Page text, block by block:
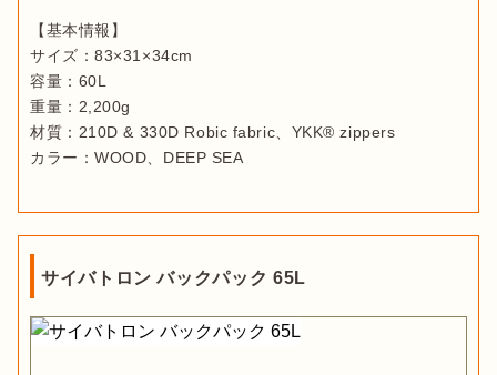
【基本情報】
サイズ：83×31×34cm
容量：60L
重量：2,200g
材質：210D & 330D Robic fabric、YKK® zippers
カラー：WOOD、DEEP SEA
サイバトロン バックパック 65L